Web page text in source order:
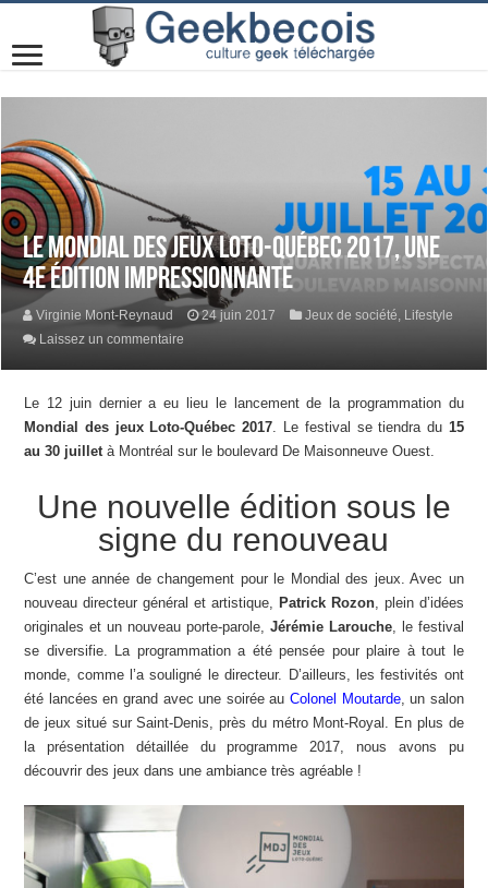
Le Mondial des jeux Loto-Québec 2017, une
4e édition impressionnante
Virginie Mont-Reynaud 24 juin 2017 Jeux de société, Lifestyle
Laissez un commentaire
Le 12 juin dernier a eu lieu le lancement de la programmation du
Mondial des jeux Loto-Québec 2017 . Le festival se tiendra du 15
au 30 juillet à Montréal sur le boulevard De Maisonneuve Ouest.
Une nouvelle édition sous le
signe du renouveau
C’est une année de changement pour le Mondial des jeux. Avec un
nouveau directeur général et artistique,
Patrick Rozon, plein d’idées
originales et un nouveau porte-parole, Jérémie Larouche, le festival
se diversifie. La programmation a été pensée pour plaire à tout le
monde, comme l’a souligné le directeur. D’ailleurs, les festivités ont
été lancées en grand avec une soirée au Colonel Moutarde, un salon
de jeux situé sur Saint-Denis, près du métro Mont-Royal. En plus de
la présentation détaillée du programme 2017, nous avons pu
découvrir des jeux dans une ambiance très agréable !